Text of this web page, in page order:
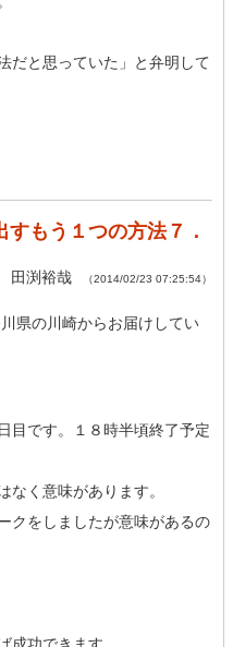
だと思っていた」と弁明して
もう１つの方法７．
渕裕哉 （2014/02/23 07:25:54）
県の川崎からお届けしてい
目です。１８時半頃終了予定
なく意味があります。
クをしましたが意味があるの